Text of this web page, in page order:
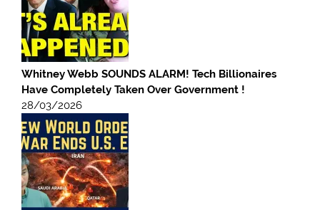
Whitney Webb SOUNDS ALARM! Tech Billionaires
Have Completely Taken Over Government !
28/03/2026